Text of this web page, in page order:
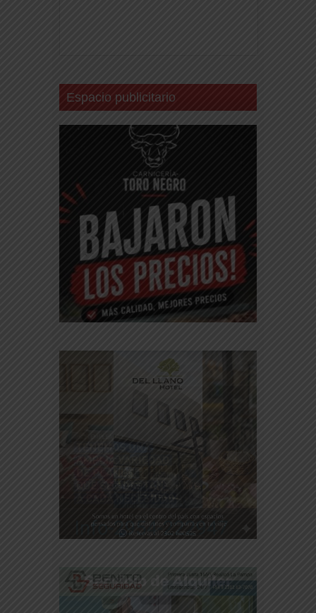
Espacio publicitario